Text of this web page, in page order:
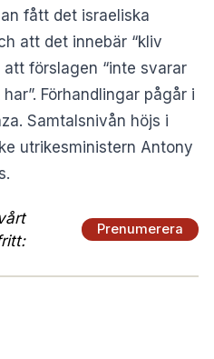
fått det israeliska
att det innebär “kliv
att förslagen “inte svarar
Förhandlingar pågår i
Samtalsnivån höjs i
utrikesministern Antony
Prenumerera